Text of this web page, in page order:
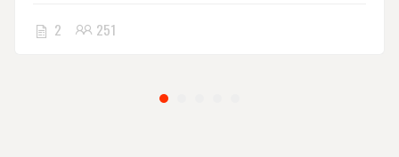
2 251